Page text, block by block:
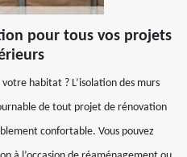
pour tous vos projets
habitat ? L’isolation des murs
de tout projet de rénovation
confortable. Vous pouvez